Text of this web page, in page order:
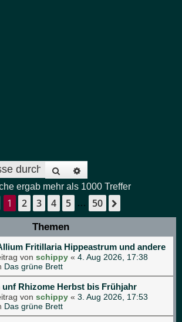
Suche
ergab mehr als 1000 Treffer
1von 50
1 2 3 4 5 … 50
Themen
Fritillaria Hippeastrum und andere
von schippy « 4. Aug 2026, 17:38
Das grüne Brett
unf Rhizome Herbst bis Frühjahr
von schippy « 3. Aug 2026, 17:53
Das grüne Brett